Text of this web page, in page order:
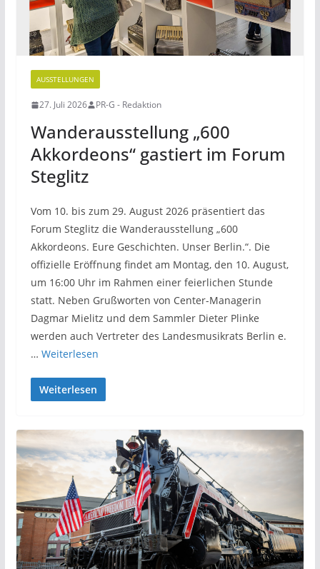
AUSSTELLUNGEN
27. Juli 2026 PR-G - Redaktion
Wanderausstellung „600
Akkordeons“ gastiert im Forum
Steglitz
Vom 10. bis zum 29. August 2026 präsentiert das
Forum Steglitz die Wanderausstellung „600
Akkordeons. Eure Geschichten. Unser Berlin.“. Die
offizielle Eröffnung findet am Montag, den 10. August,
um 16:00 Uhr im Rahmen einer feierlichen Stunde
statt. Neben Grußworten von Center-Managerin
Dagmar Mielitz und dem Sammler Dieter Plinke
werden auch Vertreter des Landesmusikrats Berlin e.
… Weiterlesen
Weiterlesen